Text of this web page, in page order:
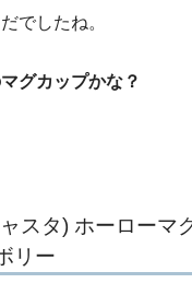
でしたね。
グカップかな？
スタ) ホーローマ
リー